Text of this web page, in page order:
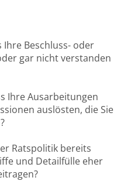
Ihre Beschluss- oder
gar nicht verstanden
Ihre Ausarbeitungen
auslösten, die Sie
Ratspolitik bereits
und Detailfülle eher